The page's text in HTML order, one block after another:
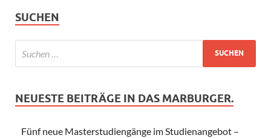
SUCHEN
NEUESTE BEITRÄGE IN DAS MARBURGER.
Fünf neue Masterstudiengänge im Studienangebot –